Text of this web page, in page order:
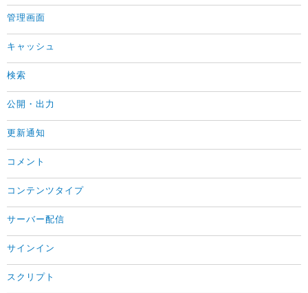
管理画面
キャッシュ
検索
公開・出力
更新通知
コメント
コンテンツタイプ
サーバー配信
サインイン
スクリプト